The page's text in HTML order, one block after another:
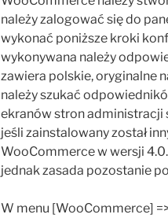
należy zalogować się do
wykonać poniższe kroki
wykonywana należy
zawiera polskie, oryginalne
należy szukać
ekranów stron administracji
jeśli zainstalowany został
WooCommerce w wersji
jednak zasada pozostanie
W menu [WooCommerce]